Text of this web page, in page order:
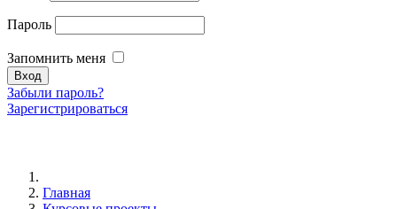
Пароль
Запомнить меня
Забыли пароль?
Зарегистрироваться
Главная